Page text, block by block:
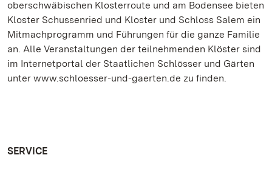
oberschwäbischen Klosterroute und am Bodensee bieten
Kloster Schussenried und Kloster und Schloss Salem ein
Mitmachprogramm und Führungen für die ganze Familie
an. Alle Veranstaltungen der teilnehmenden Klöster sind
im Internetportal der Staatlichen Schlösser und Gärten
unter www.schloesser-und-gaerten.de zu finden.
SERVICE